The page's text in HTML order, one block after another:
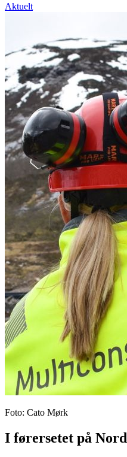
Aktuelt
Foto: Cato Mørk
I førersetet på